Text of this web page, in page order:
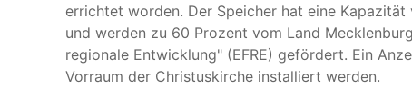
errichtet worden. Der Speicher hat eine
und werden zu 60 Prozent vom Land
regionale Entwicklung" (EFRE) gefördert. Ein
Vorraum der Christuskirche installiert werden.